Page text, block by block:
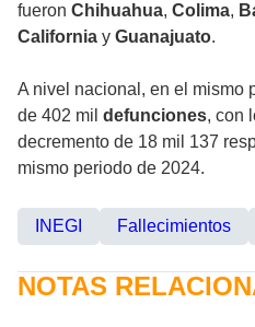
fueron Chihuahua, Colima,
California y Guanajuato.
A nivel nacional, en el mismo
de 402 mil defunciones, con
decremento de 18 mil 137
mismo periodo de 2024.
INEGI Fallecimientos
NOTAS